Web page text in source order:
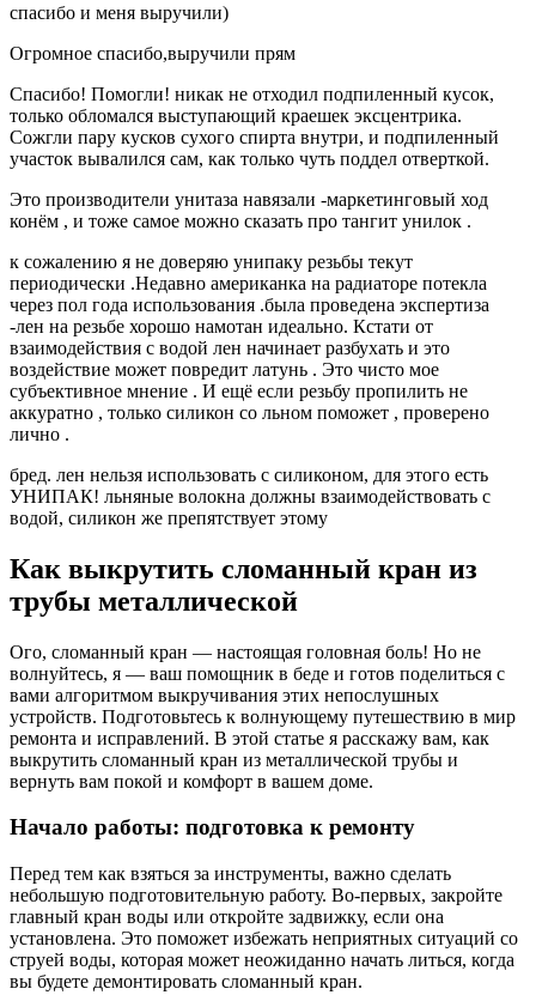
спасибо и меня выручили)
Огромное спасибо,выручили прям
Спасибо! Помогли! никак не отходил подпиленный кусок,
только обломался выступающий краешек эксцентрика.
Сожгли пару кусков сухого спирта внутри, и подпиленный
участок вывалился сам, как только чуть поддел отверткой.
Это производители унитаза навязали -маркетинговый ход
конём , и тоже самое можно сказать про тангит унилок .
к сожалению я не доверяю унипаку резьбы текут
периодически .Недавно американка на радиаторе потекла
через пол года использования .была проведена экспертиза
-лен на резьбе хорошо намотан идеально. Кстати от
взаимодействия с водой лен начинает разбухать и это
воздействие может повредит латунь . Это чисто мое
субъективное мнение . И ещё если резьбу пропилить не
аккуратно , только силикон со льном поможет , проверено
лично .
бред. лен нельзя использовать с силиконом, для этого есть
УНИПАК! льняные волокна должны взаимодействовать с
водой, силикон же препятствует этому
Как выкрутить сломанный кран из
трубы металлической
Ого, сломанный кран — настоящая головная боль! Но не
волнуйтесь, я — ваш помощник в беде и готов поделиться с
вами алгоритмом выкручивания этих непослушных
устройств. Подготовьтесь к волнующему путешествию в мир
ремонта и исправлений. В этой статье я расскажу вам, как
выкрутить сломанный кран из металлической трубы и
вернуть вам покой и комфорт в вашем доме.
Начало работы: подготовка к ремонту
Перед тем как взяться за инструменты, важно сделать
небольшую подготовительную работу. Во-первых, закройте
главный кран воды или откройте задвижку, если она
установлена. Это поможет избежать неприятных ситуаций со
струей воды, которая может неожиданно начать литься, когда
вы будете демонтировать сломанный кран.